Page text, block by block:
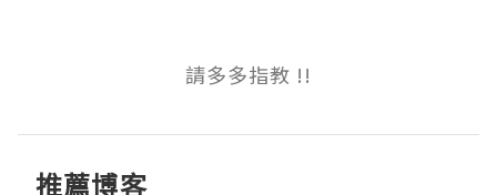
推薦博客